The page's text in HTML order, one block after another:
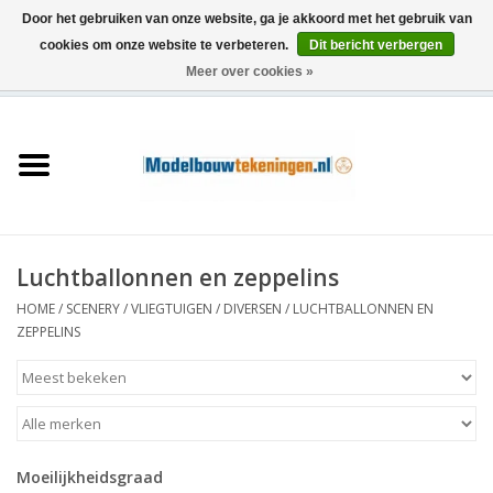
Schepen
Houtbouw
Machines
Documentatie
Luchtballonnen en zeppelins
HOME/ SCENERY/VLIEGTUIGEN / DIVERSEN / LUCHTBALLONNEN EN
ZEPPELINS
Moeilijkheidsgraad
Door het gebruiken van onze website, ga je akkoord met het gebruik van
cookies om onze website te verbeteren.
Dit bericht verbergen
Meer over cookies »